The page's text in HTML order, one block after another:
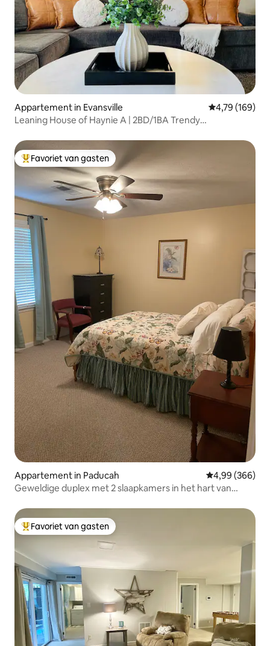
Appartement in Evansville Gemiddelde
4,79 (169)
Leaning House of Haynie A | 2BD/1BA Trendy
Topfavoriet van gasten
Favoriet van gasten
Appartement in Paducah Gemiddelde
4,99 (366)
Geweldige duplex met 2 slaapkamers in het hart van
Topfavoriet van gasten
Favoriet van gasten